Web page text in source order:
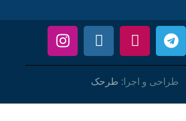
طراحی و اجرا: طرحک